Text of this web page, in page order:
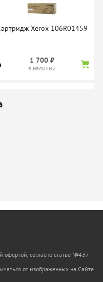
Xerox 106R01459
1 700 ₽
в наличии
офертой, согласно статье №437
от изображенных на Сайте.